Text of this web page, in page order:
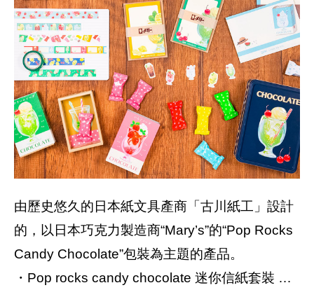
由歷史悠久的日本紙文具產商「古川紙工」設計
的，以日本巧克力製造商“Mary’s”的“Pop Rocks
Candy Chocolate”包裝為主題的產品。
・Pop rocks candy chocolate 迷你信紙套裝 …